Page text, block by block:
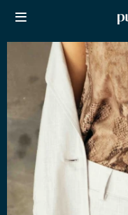

NOTIFICARME